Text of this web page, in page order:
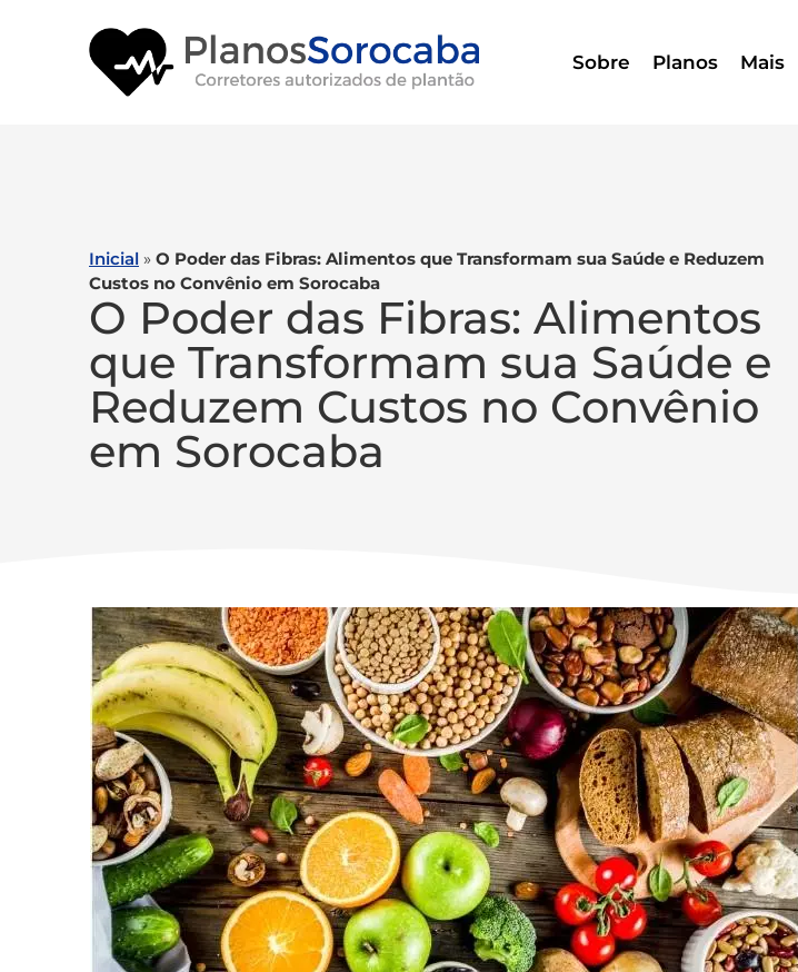
Sobre Planos Mais
Inicial » O Poder das Fibras: Alimentos que Transformam sua Saúde e Reduzem
Custos no Convênio em Sorocaba
O Poder das Fibras: Alimentos
que Transformam sua Saúde e
Reduzem Custos no Convênio
em Sorocaba